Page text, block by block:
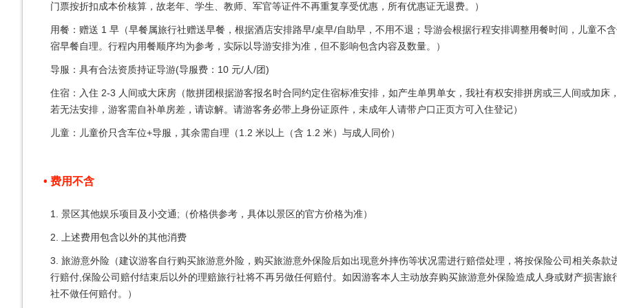
门票按折扣成本价核算，故老年、学生、教师、军官等证件不再重复享受优惠，所有优惠证无退费。）
用餐：赠送 1 早（早餐属旅行社赠送早餐，根据酒店安排路早/桌早/自助早，不用不退；导游会根据行程安排调整用餐时间，儿童不
宿早餐自理。行程内用餐顺序均为参考，实际以导游安排为准，但不影响包含内容及数量。）
导服：具有合法资质持证导游(导服费：10 元/人/团)
住宿：入住 2-3 人间或大床房（散拼团根据游客报名时合同约定住宿标准安排，如产生单男单女，我社有权安排拼房或三人间或加床，
若无法安排，游客需自补单房差，请谅解。请游客务必带上身份证原件，未成年人请带户口正页方可入住登记）
儿童：儿童价只含车位+导服，其余需自理（1.2 米以上（含 1.2 米）与成人同价）
费用不含
1. 景区其他娱乐项目及小交通;（价格供参考，具体以景区的官方价格为准）
2. 上述费用包含以外的其他消费
3. 旅游意外险（建议游客自行购买旅游意外险，购买旅游意外保险后如出现意外摔伤等状况需进行赔偿处理，将按保险公司相关条款
行赔付,保险公司赔付结束后以外的理赔旅行社将不再另做任何赔付。如因游客本人主动放弃购买旅游意外保险造成人身或财产损害旅
社不做任何赔付。）